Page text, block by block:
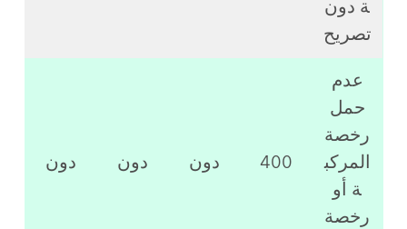
ة دون
تصريح
عدم
حمل
رخصة
المركب
ة أو
رخصة
400 دون دون دون